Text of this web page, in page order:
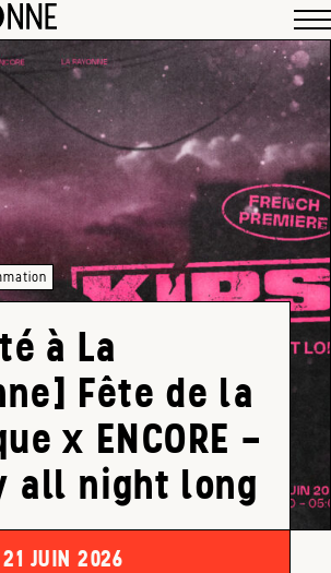
à La
Fête de la
x ENCORE –
all night long
JUIN 2026